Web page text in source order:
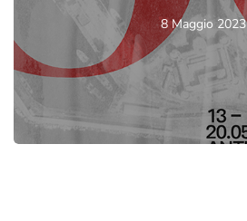
8 Maggio 2023